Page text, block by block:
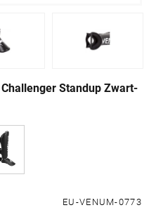
Standup Zwart-
EU-VENUM-0773